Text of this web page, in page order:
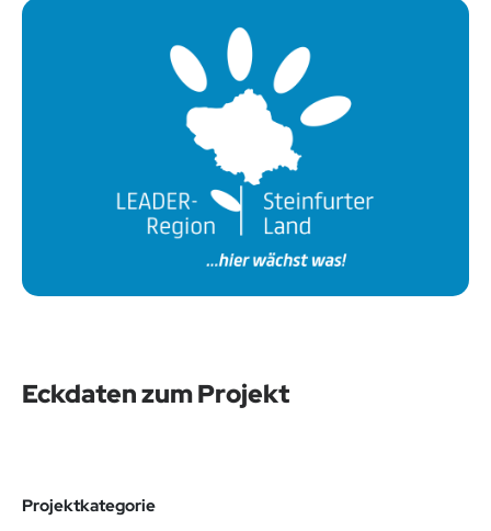
Eckdaten zum Projekt
Projektkategorie